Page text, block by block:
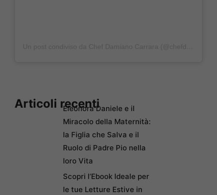
Articoli recentiEleonora Daniele e il
Miracolo della Maternità:
la Figlia che Salva e il
Ruolo di Padre Pio nella
loro Vita
Scopri l’Ebook Ideale per
le tue Letture Estive in